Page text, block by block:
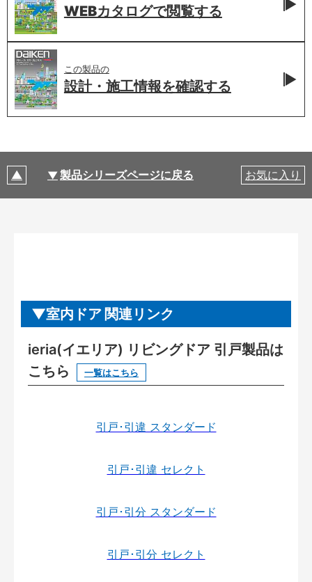
WEBカタログで閲覧する
この製品の
設計・施工情報を確認する
製品シリーズページに戻る お気に入り
室内ドア 関連リンク
ieria(イエリア) リビングドア 引戸製品は
こちら
一覧はこちら
引戸･引違 スタンダード
引戸･引違 セレクト
引戸･引分 スタンダード
引戸･引分 セレクト